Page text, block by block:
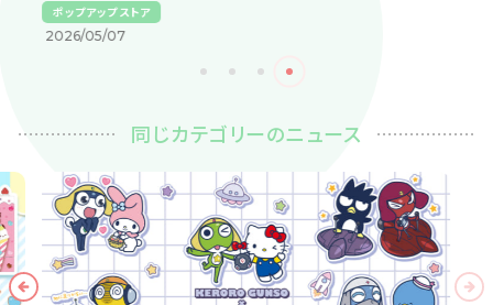
同じカテゴリーのニュース